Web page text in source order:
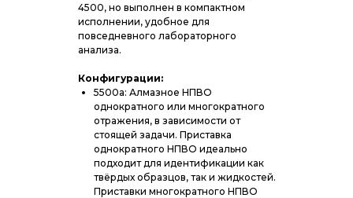
4500, но выполнен в компактном
исполнении, удобное для
повседневного лабораторного
анализа.
Конфигурации:
5500a: Алмазное НПВО
однократного или многократного
отражения, в зависимости от
стоящей задачи. Приставка
однократного НПВО идеально
подходит для идентификации как
твёрдых образцов, так и жидкостей.
Приставки многократного НПВО